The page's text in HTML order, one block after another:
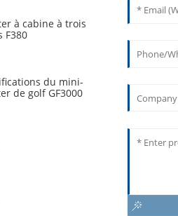
à cabine à trois
F380
du mini-
de golf GF3000